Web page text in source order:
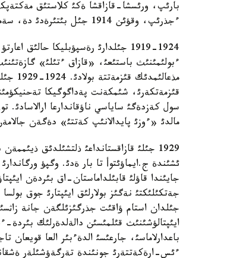
بارئپ، ورئسشا-قازاقشا ةكئ كلاستئق
ءجذرئپ، وقؤئن 1914 جئل بئتئرةدئ دة، سةمةيدةگئ وقئتؤشئلار سةميناريياسئنا تذسةدئ.
1919-1924 جئلدارئ رةسپؤبليكا
ءبولئمئنئث باستئعئ، «قازاق ءتئلئ»
قئزمةتكةرئ، شئمكةنت پةداگوگيكا
سول كةزدةگئ ساياسي ناؤقاندارعا ارالاسادئ.
مالدئ «ءوزئ پايدالانئپ كةتتئ» دةگةن
ئشئندة ج.ايماؤئتوأ تا بار ةدئ. وگپؤ
جةتكئلئكتئ نةگئز بولارلئق ايئپتارئ جوق
ايئپتالؤشئنئث قئلمئسئن دالةلدةرلئك بئردة-
باعدارلاماسئ، جارعئسئ الدةءبئر العا قويعان
ءئس-ارةكةتتةرئ جونئندة تةرگةؤشئلةر